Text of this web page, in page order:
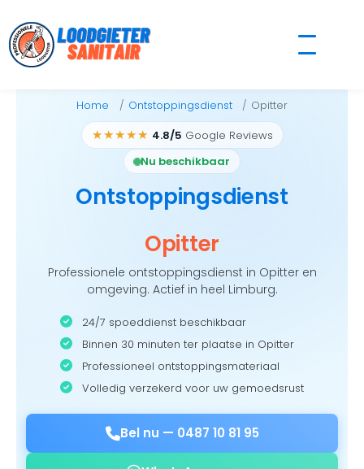
to
content
Home Ontstoppingsdienst Opitter
★★★★★ 4.8/5 Google Reviews
Nu beschikbaar
Ontstoppingsdienst
Opitter
Professionele ontstoppingsdienst in Opitter en
omgeving. Actief in heel Limburg.
24/7 spoeddienst beschikbaar
Binnen 30 minuten ter plaatse in Opitter
Professioneel ontstoppingsmateriaal
Volledig verzekerd voor uw gemoedsrust
Bel nu — 0487 10 81 95